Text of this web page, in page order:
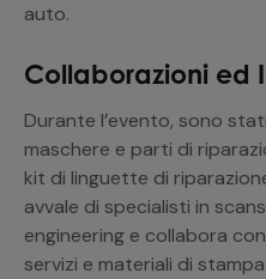
auto.
Collaborazioni ed
Durante l’evento, sono
maschere e parti di
kit di linguette di
avvale di specialisti in
engineering e collabora
servizi e materiali di